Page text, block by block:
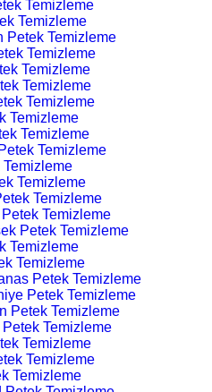
Temizleme
Temizleme
Petek Temizleme
Temizleme
Temizleme
Temizleme
Temizleme
Temizleme
Temizleme
Temizleme
Temizleme
Temizleme
Temizleme
Temizleme
Petek Temizleme
Temizleme
Temizleme
Petek Temizleme
Petek Temizleme
Petek Temizleme
Temizleme
Temizleme
Temizleme
Temizleme